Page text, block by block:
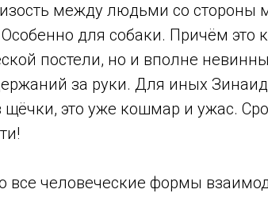
между людьми со стороны
для собаки. Причём это
постели, но и вполне
за руки. Для иных
щёчки, это уже кошмар и ужас.
все человеческие формы